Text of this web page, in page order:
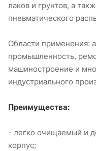
лаков и грунтов, а
пневматического
Области применения:
промышленность,
машиностроение и
индустриального
Преимущества:
- легко очищаемый и
корпус;